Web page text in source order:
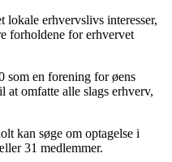
lokale erhvervslivs interesser,
forholdene for erhvervet
en forening for øens
at omfatte alle slags erhverv,
kan søge om optagelse i
31 medlemmer.